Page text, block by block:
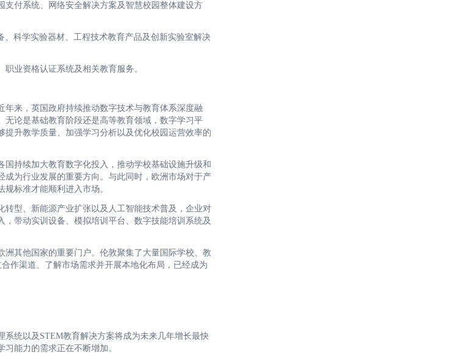
付系统、网络安全解决方案及智慧校园整体建设方
科学实验器材、工程技术教育产品及创新实验室解决
业资格认证系统及相关教育服务。
来，英国政府持续推动数字技术与教育体系深度融
论是基础教育阶段还是高等教育领域，数字学习平
升教学质量、加强学习分析以及优化校园运营效率的
持续加大教育数字化投入，推动学校基础设施升级和
为行业发展的重要方向。与此同时，欧洲市场对于产
标准才能顺利进入市场。
型、新能源产业扩张以及人工智能技术普及，企业对
带动实训设备、模拟培训平台、数字技能培训系统及
其他国家的重要门户。伦敦聚集了大量国际学校、教
作渠道、了解市场需求并开展本地化布局，已经成为
统以及STEM教育解决方案将成为未来几年增长最快
能力的需求正在不断增加。